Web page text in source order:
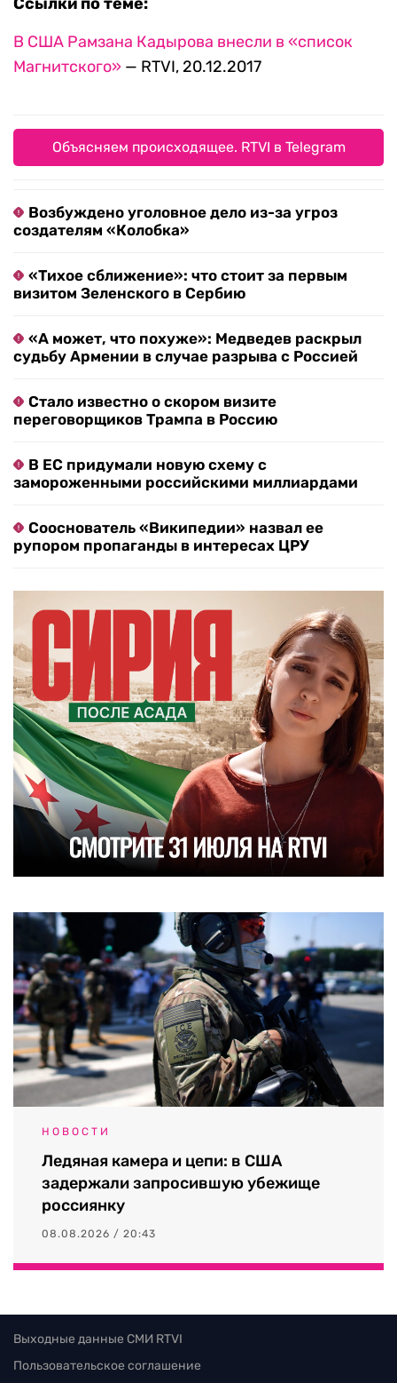
В США Рамзана Кадырова внесли в «список
Магнитского» — RTVI, 20.12.2017
Объясняем происходящее. RTVI в Telegram
Возбуждено уголовное дело из-за угроз
создателям «Колобка»
«Тихое сближение»: что стоит за первым
визитом Зеленского в Сербию
«А может, что похуже»: Медведев раскрыл
судьбу Армении в случае разрыва с Россией
Стало известно о скором визите
переговорщиков Трампа в Россию
В ЕС придумали новую схему с
замороженными российскими миллиардами
Сооснователь «Википедии» назвал ее
рупором пропаганды в интересах ЦРУ
НОВОСТИ
Ледяная камера и цепи: в США
задержали запросившую убежище
россиянку
08.08.2026 / 20:43
Выходные данные СМИ RTVI
Пользовательское соглашение